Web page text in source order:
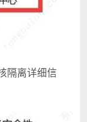
隔离详细信